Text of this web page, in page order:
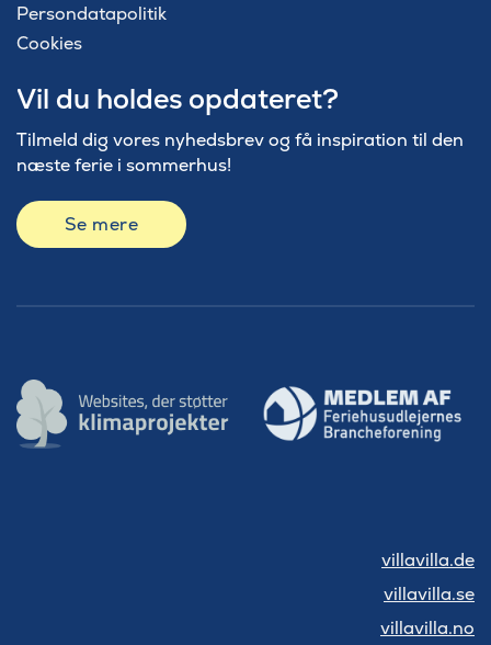
Persondatapolitik
Cookies
Vil du holdes opdateret?
Tilmeld dig vores nyhedsbrev og få inspiration til den
næste ferie i sommerhus!
Se mere
villavilla.de
villavilla.se
villavilla.no